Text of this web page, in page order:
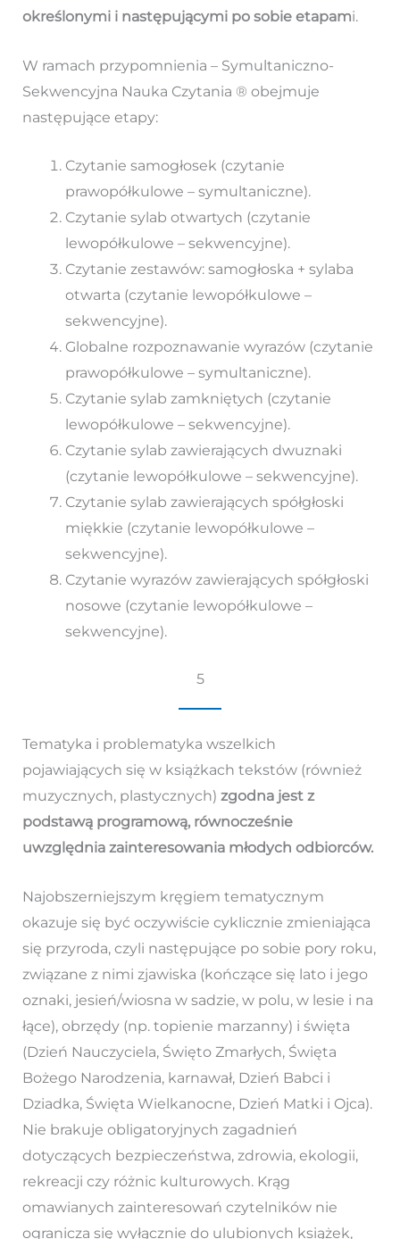
określonymi i następującymi po sobie etapami.
W ramach przypomnienia – Symultaniczno-
Sekwencyjna Nauka Czytania ® obejmuje
następujące etapy:
Czytanie samogłosek (czytanie
prawopółkulowe – symultaniczne).
Czytanie sylab otwartych (czytanie
lewopółkulowe – sekwencyjne).
Czytanie zestawów: samogłoska + sylaba
otwarta (czytanie lewopółkulowe –
sekwencyjne).
Globalne rozpoznawanie wyrazów (czytanie
prawopółkulowe – symultaniczne).
Czytanie sylab zamkniętych (czytanie
lewopółkulowe – sekwencyjne).
Czytanie sylab zawierających dwuznaki
(czytanie lewopółkulowe – sekwencyjne).
Czytanie sylab zawierających spółgłoski
miękkie (czytanie lewopółkulowe –
sekwencyjne).
Czytanie wyrazów zawierających spółgłoski
nosowe (czytanie lewopółkulowe –
sekwencyjne).
5
Tematyka i problematyka wszelkich
pojawiających się w książkach tekstów (również
muzycznych, plastycznych) zgodna jest z
podstawą programową, równocześnie
uwzględnia zainteresowania młodych odbiorców.
Najobszerniejszym kręgiem tematycznym
okazuje się być oczywiście cyklicznie zmieniająca
się przyroda, czyli następujące po sobie pory roku,
związane z nimi zjawiska (kończące się lato i jego
oznaki, jesień/wiosna w sadzie, w polu, w lesie i na
łące), obrzędy (np. topienie marzanny) i święta
(Dzień Nauczyciela, Święto Zmarłych, Święta
Bożego Narodzenia, karnawał, Dzień Babci i
Dziadka, Święta Wielkanocne, Dzień Matki i Ojca).
Nie brakuje obligatoryjnych zagadnień
dotyczących bezpieczeństwa, zdrowia, ekologii,
rekreacji czy różnic kulturowych. Krąg
omawianych zainteresowań czytelników nie
ogranicza się wyłącznie do ulubionych książek,